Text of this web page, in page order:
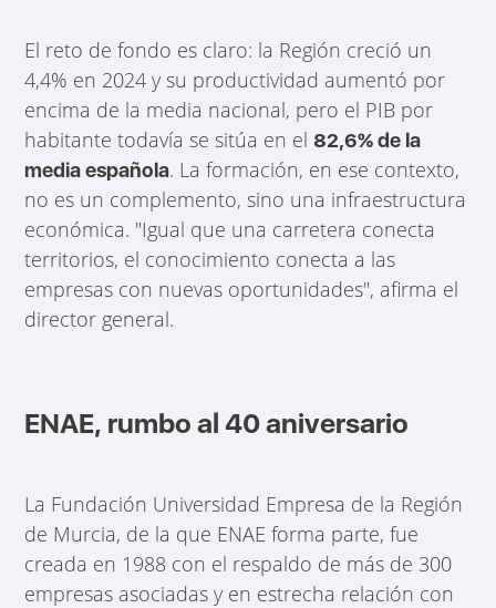
El reto de fondo es claro: la Región creció un
4,4% en 2024 y su productividad aumentó por
encima de la media nacional, pero el PIB por
habitante todavía se sitúa en el82,6% de la
media española. La formación, en ese contexto,
no es un complemento, sino una infraestructura
económica. "Igual que una carretera conecta
territorios, el conocimiento conecta a las
empresas con nuevas oportunidades", afirma el
director general.
ENAE, rumbo al 40 aniversario
La Fundación Universidad Empresa de la Región
de Murcia, de la que ENAE forma parte, fue
creada en 1988 con el respaldo de más de 300
empresas asociadas y en estrecha relación con